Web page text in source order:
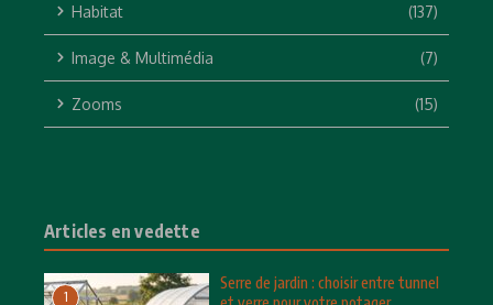
Habitat (137)
Image & Multimédia (7)
Zooms (15)
Articles en vedette
1
Serre de jardin : choisir entre tunnel